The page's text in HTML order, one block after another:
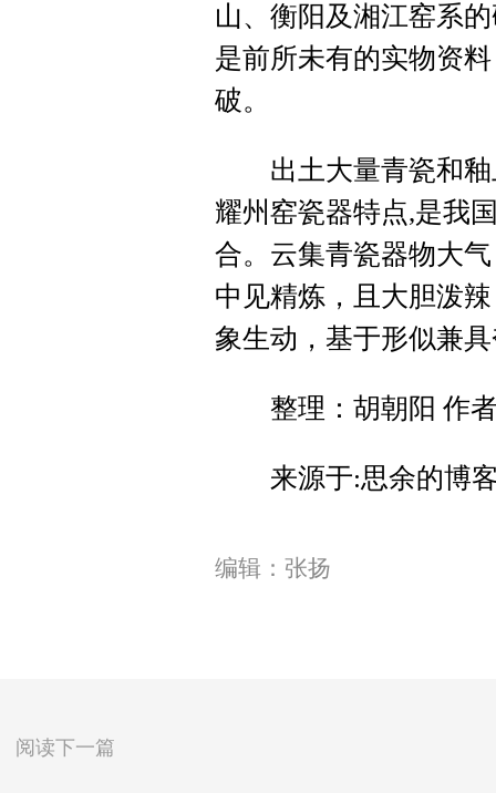
山、衡阳及湘江窑系
是前所未有的实物资
破。
出土大量青瓷和釉
耀州窑瓷器特点,是我
合。云集青瓷器物大
中见精炼，且大胆泼
象生动，基于形似兼
整理：胡朝阳 作者
来源于:思余的博客
编辑：张扬
阅读下一篇